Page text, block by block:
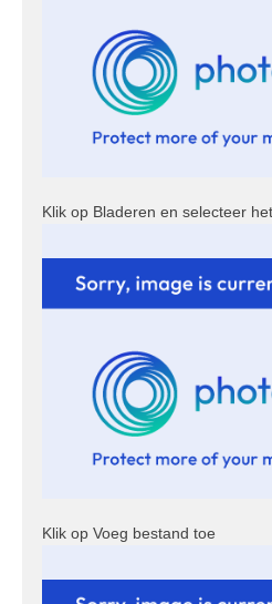
Klik op Bladeren en selecteer
Klik op Voeg bestand toe